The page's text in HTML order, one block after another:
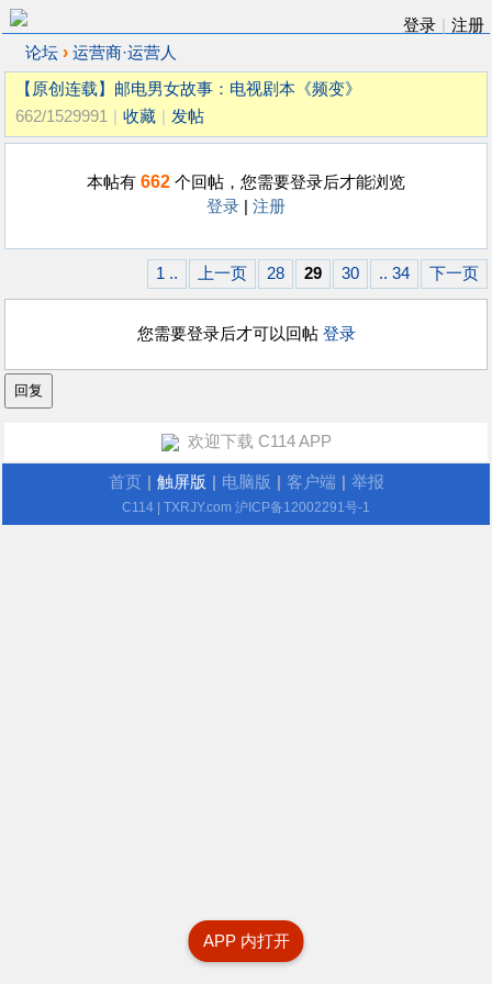
登录
注册
论坛 › 运营商·运营人
【原创连载】邮电男女故事：电视剧本《频变》
662/1529991
收藏 发帖
本帖有 662 个回帖，您需要登录后才能浏览
登录
注册
1 .. 上一页 28 29 30 .. 34 下一页
您需要登录后才可以回帖 登录
APP 内打开
欢迎下载 C114 APP
首页 触屏版 电脑版 客户端 举报
C114 | TXRJY.com 沪ICP备12002291号-1